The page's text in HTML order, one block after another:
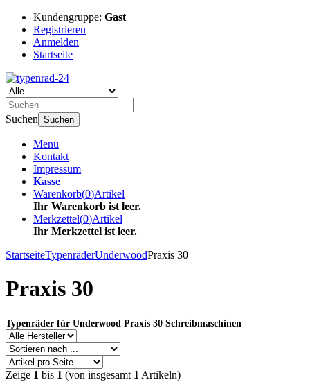
Kundengruppe: Gast
Registrieren
Anmelden
Startseite
Suchen Suchen
Menü
Kontakt
Impressum
Kasse
Warenkorb(0)Artikel
Ihr Warenkorb ist leer.
Merkzettel(0)Artikel
Ihr Merkzettel ist leer.
StartseiteTypenräderUnderwoodPraxis 30
Praxis 30
Typenräder für Underwood Praxis 30 Schreibmaschinen
Zeige 1 bis 1 (von insgesamt 1 Artikeln)